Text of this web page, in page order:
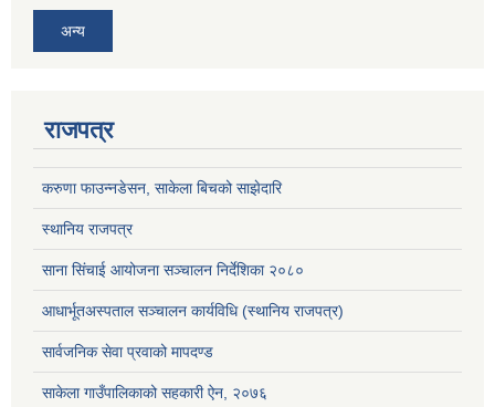
अन्य
राजपत्र
करुणा फाउन्नडेसन, साकेला बिचको साझेदारि
स्थानिय राजपत्र
साना सिंचाई आयोजना सञ्चालन निर्देशिका २०८०
आधार्भूतअस्पताल सञ्चालन कार्यविधि (स्थानिय राजपत्र)
सार्वजनिक सेवा प्रवाको मापदण्ड
साकेला गाउँपालिकाको सहकारी ऐन, २०७६